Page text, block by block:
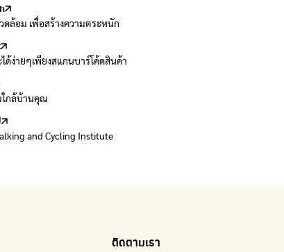
วดล้อม เพื่อสร้างความตระหนัก
ด้ง่ายๆเพียงสแกนบาร์โค้ดสินค้า
ใกล้บ้านคุณ
and Cycling Institute
งต่อเสื้อผ้ามือสองคุณภาพดี
บ AIS
อย่างถูกวิธี ตามจุดรับ และไปรษณีย์
ใกล้บ้านคุณ
ติดตามเรา